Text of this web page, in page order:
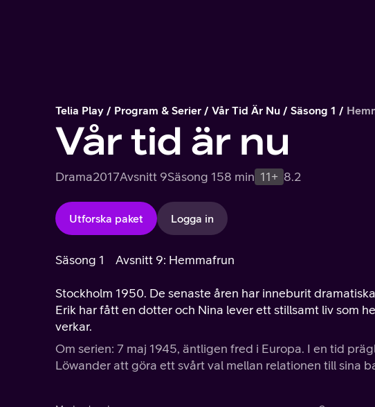
Telia Play Program & Serier Vår Tid Är Nu Säsong 1
Vår tid är nu
Drama2017Avsnitt 9Säsong 158 min 11+ 8.2
Utforska paket Logga in
Säsong 1 Avsnitt 9: Hemmafrun
Stockholm 1950. De senaste åren har inneburit
Erik har fått en dotter och Nina lever ett stillsamt liv som
verkar.
Om serien: 7 maj 1945, äntligen fred i Europa. I en tid
Löwander att göra ett svårt val mellan relationen till sina